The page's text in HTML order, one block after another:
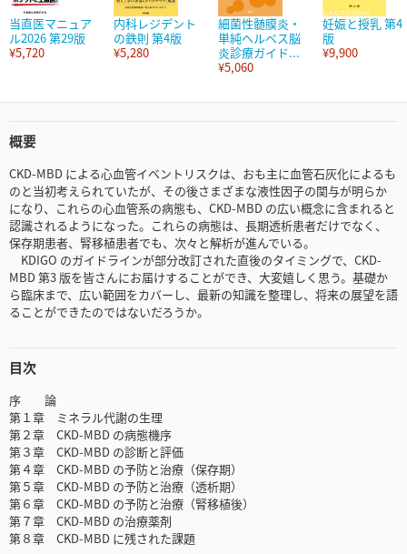
当直医マニュア
ル2026 第29版
¥5,720
内科レジデント
の鉄則 第4版
¥5,280
細菌性髄膜炎・
単純ヘルペス脳
炎診療ガイド...
¥5,060
妊娠と授乳 第4
版
¥9,900
概要
CKD-MBD による心血管イベントリスクは、おも主に血管石灰化によるも
のと当初考えられていたが、その後さまざまな液性因子の関与が明らか
になり、これらの心血管系の病態も、CKD-MBD の広い概念に含まれると
認識されるようになった。これらの病態は、長期透析患者だけでなく、
保存期患者、腎移植患者でも、次々と解析が進んでいる。
KDIGO のガイドラインが部分改訂された直後のタイミングで、CKD-
MBD 第3 版を皆さんにお届けすることができ、大変嬉しく思う。基礎か
ら臨床まで、広い範囲をカバーし、最新の知識を整理し、将来の展望を語
ることができたのではないだろうか。
目次
序 論
第１章 ミネラル代謝の生理
第２章 CKD-MBD の病態機序
第３章 CKD-MBD の診断と評価
第４章 CKD-MBD の予防と治療（保存期）
第５章 CKD-MBD の予防と治療（透析期）
第６章 CKD-MBD の予防と治療（腎移植後）
第７章 CKD-MBD の治療薬剤
第８章 CKD-MBD に残された課題